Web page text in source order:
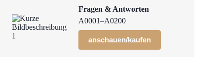
Fragen & Antworten
A0001–A0200
anschauen/kaufen